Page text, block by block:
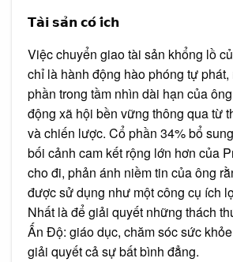
𝗧𝗮̀𝗶 𝘀𝗮̉𝗻 𝗰𝗼́ 𝗶́𝗰𝗵
Việc chuyển giao tài sản khổng lồ
chỉ là hành động hào phóng tự phát,
phần trong tầm nhìn dài hạn của
động xã hội bền vững thông qua từ
và chiến lược. Cổ phần 34% bổ
bối cảnh cam kết rộng lớn hơn của
cho đi, phản ánh niềm tin của ông
được sử dụng như một công cụ ích
Nhất là để giải quyết những thách
Ấn Độ: giáo dục, chăm sóc sức
giải quyết cả sự bất bình đẳng.